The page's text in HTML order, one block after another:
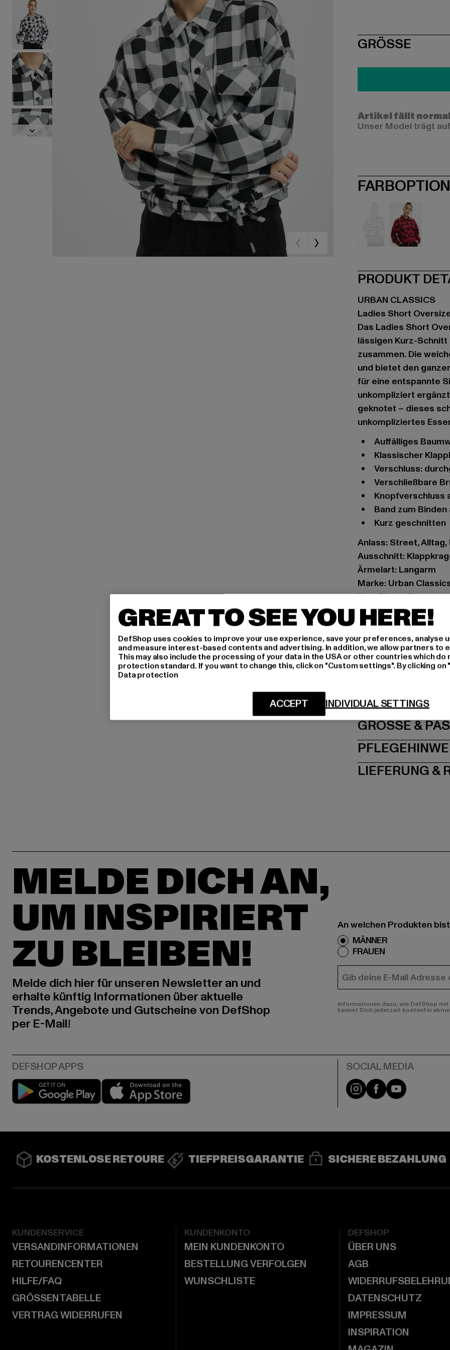
SIZE
GRÖSSE
Artikel fällt
Unser Model trägt
PRODUKT
URBAN CLASSICS
Ladies Short
Das Ladies Short
lässigen Kurz-
zusammen. Die
und bietet den
für eine entspannte
unkompliziert
geknotet – dieses
unkompliziertes
auffälliges
klassischer
Verschluss:
verschließbare
Band zum
kurz geschnitten
Anlass: Street,
Ausschnitt:
Ärmelart: Langarm
Marke: Urban
Kat.: Oberteile
Farbe: schwarz, weiß
Hersteller Farbe:
Art.Nr: TB3753-00826
Dr.-Robert-Murjahn-
GRÖSSE
LIEFERUNG &
MELDE DICH AN,
UM INSPIRIERT
ZU BLEIBEN!
Melde dich hier für unseren Newsletter an und
erhalte künftig Informationen über aktuelle
Trends, Angebote und Gutscheine von DefShop
per E-Mail!
An welchen Produkten
MÄNNER
FRAUEN
E-MAIL
Informationen dazu, wie DefShop
kannst Dich jederzeit kostenfei
Play market Instagram
FacebookYouTube
KOSTENLOSE RETOURE TIEFPREISGARANTIE SICHERE BEZAHLUNG
KUNDENSERVICE
VERSANDINFORMATIONEN
RETOURENCENTER
HILFE/FAQ
GRÖSSENTABELLE
VERTRAG WIDERRUFEN
KUNDENKONTO
MEIN KUNDENKONTO
BESTELLUNG VERFOLGEN
WUNSCHLISTE
DEFSHOP
ÜBER UNS
AGB
DATENSCHUTZ
IMPRESSUM
INSPIRATION
GREAT TO SEE YOU HERE!
DefShop uses cookies to improve your use experience, save your preferences, analyse
and measure interest-based contents and advertising. In addition, we allow partners to
This may also include the processing of your data in the USA or other countries which do
protection standard. If you want to change this, click on "Custom settings". By clicking
Data protection
INDIVIDUAL SETTINGS
ACCEPT